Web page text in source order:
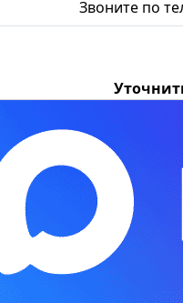
Звоните по